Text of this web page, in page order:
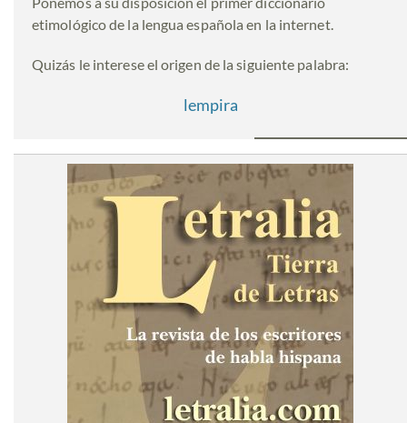
etimológico de la lengua española en la internet.
Quizás le interese el origen de la siguiente palabra:
lempira